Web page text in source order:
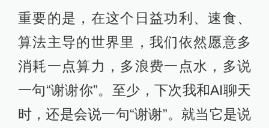
重要的是，在这个日益功利、速食、
算法主导的世界里，我们依然愿意多
消耗一点算力，多浪费一点水，多说
一句“谢谢你”。至少，下次我和AI聊天
时，还是会说一句“谢谢”。就当它是说